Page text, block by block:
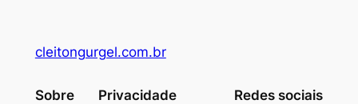
cleitongurgel.com.br
Sobre Privacidade Redes sociais